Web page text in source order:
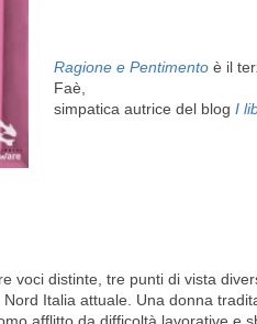
Ragione e Pentimento è il
Faè,
simpatica autrice del blog I
voci distinte, tre punti di vista
Italia attuale. Una donna